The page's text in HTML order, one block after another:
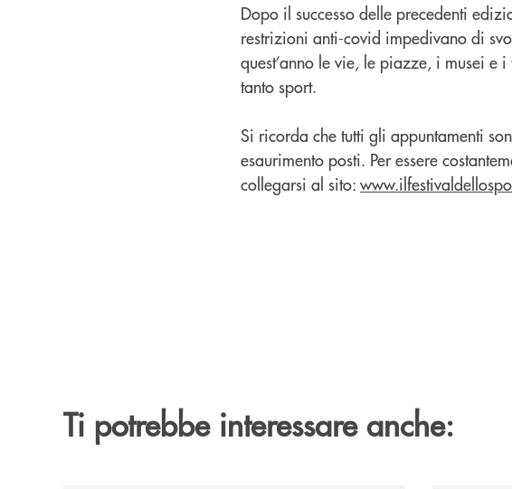
Dopo il successo delle precedenti
restrizioni anti-covid impedivano di
quest’anno le vie, le piazze, i musei e
tanto sport.
Si ricorda che tutti gli appuntamenti
esaurimento posti. Per essere
collegarsi al sito:
Ti potrebbe interessare anche: